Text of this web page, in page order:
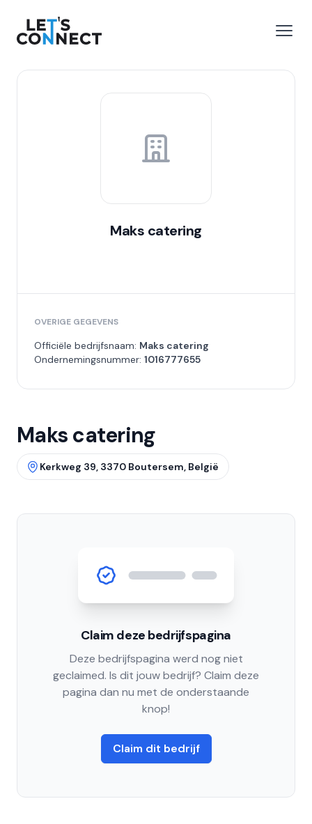
Let's Connect
Maks catering
OVERIGE GEGEVENS
Officiële bedrijfsnaam: Maks catering
Ondernemingsnummer: 1016777655
Maks catering
Kerkweg 39, 3370 Boutersem, België
Claim deze bedrijfspagina
Deze bedrijfspagina werd nog niet
geclaimed. Is dit jouw bedrijf? Claim deze
pagina dan nu met de onderstaande
knop!
Claim dit bedrijf